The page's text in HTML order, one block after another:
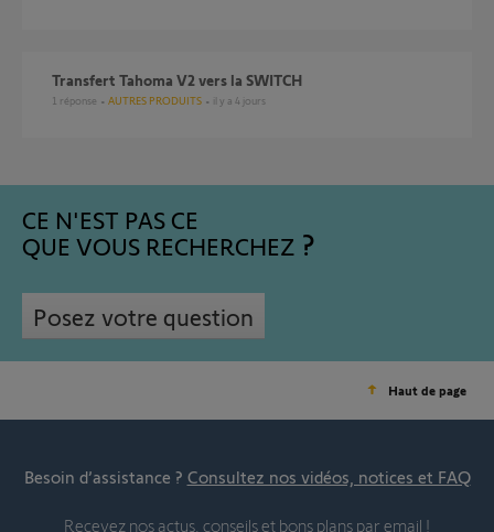
Transfert Tahoma V2 vers la SWITCH
1 réponse AUTRES PRODUITS il y a 4 jours
CE N'EST PAS CE
QUE VOUS RECHERCHEZ
Posez votre question
Haut de page
Besoin d’assistance ? Consultez nos vidéos, notices et FAQ
Recevez nos actus, conseils et bons plans par email !